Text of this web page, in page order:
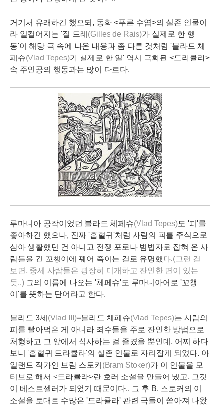
거기서 유래하긴 했으되, 동화 <푸른 수염>의 실존 인물이
라 일컬어지는 '질 드레 (Gilles de Rais)가 실제로 한 행
동'이 해당 극 속에 나온 내용과 좀 다른 것처럼 '블라드 체
페슈(Vlad Tepes)가 실제로 한 일' 역시 극화된 <드라큘라>
속 주인공의 행동과는 많이 다르다.
루마니아 공작이었던 블라드 체페슈(Vlad Tepes)도 '피'를
좋아하긴 했으나, 진짜 '흡혈귀'처럼 사람의 피를 주식으로
삼아 생활했던 건 아니고 전쟁 포로나 범법자로 잡혀 온 사
람들을 긴 꼬챙이에 꿰어 죽이는 걸로 유명했다.(그런 걸
보면, 중세 사람들은 굉장히 미개하고 잔인한 면이 있는
듯..) 그의 이름에 나오는 '체페슈'도 루마니아어로 '꼬챙
이'를 뜻하는 단어라고 한다.
블라드 3세 (Vlad III)=블라드 체페슈(Vlad Tepes)는 사람의
피를 빨아먹은 게 아니라 죄수들을 주로 잔인한 방법으로
처형하고 그 앞에서 식사하는 걸 즐겼을 뿐인데, 어찌 하다
보니 '흡혈귀 드라큘라'의 실존 인물로 자리잡게 되었다. 아
일랜드 작가인 브람 스토커 (Bram Stoker)가 이 인물을 모
티브로 해서 <드라큘라>란 호러 소설을 만들어 냈고, 그것
이 베스트셀러가 되었기 때문이다.. 그 후 B. 스토커의 이
소설을 토대로 수많은 '드라큘라' 관련 극들이 쏟아져 나왔